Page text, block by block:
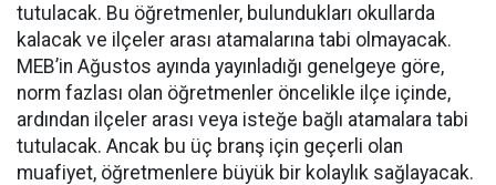
tutulacak. Bu öğretmenler, bulundukları okullarda
kalacak ve ilçeler arası atamalarına tabi olmayacak.
MEB’in Ağustos ayında yayınladığı genelgeye göre,
norm fazlası olan öğretmenler öncelikle ilçe içinde,
ardından ilçeler arası veya isteğe bağlı atamalara tabi
tutulacak. Ancak bu üç branş için geçerli olan
muafiyet, öğretmenlere büyük bir kolaylık sağlayacak.